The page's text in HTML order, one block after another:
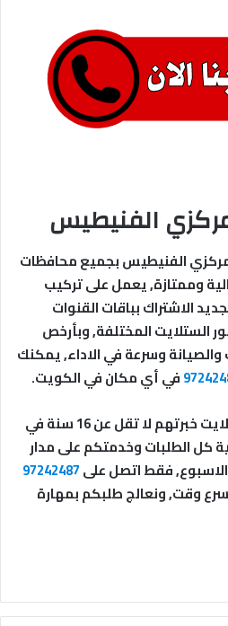
الفنيطيس
الفنيطيس بجميع محافظات
وممتازة, يعمل على تركيب
الاشتراك بباقات القنوات
الستلايت المختلفة, وبأرخص
والصيانة وسرعة في الاداء, يمكنك
في أي مكان في الكويت.
يوجد لدينا خبراء وفنيي ستلايت خبرتهم لا تقل عن 16 سنة في
كل الطلبات وخدمتكم على مدار
97242487
وقت, ونعالج طلبكم بمهارة